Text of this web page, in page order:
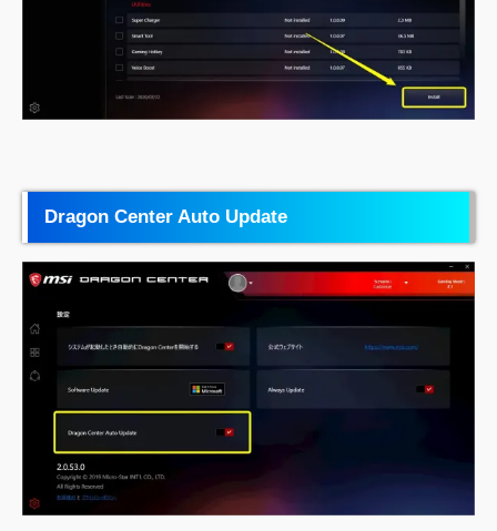
Dragon Center Auto Update